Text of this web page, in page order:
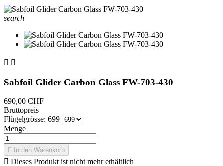
search
 
Sabfoil Glider Carbon Glass FW-703-430
690,00 CHF
Bruttopreis
Flügelgrösse: 699
Menge
 In den Warenkorb
 Dieses Produkt ist nicht mehr erhältlich